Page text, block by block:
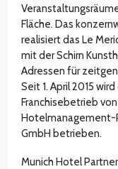
Fläche. Das
realisiert das Le
mit der Schirn
Adressen für
Seit 1. April 2015
Franchisebetrieb
Hotelmanagement-
GmbH betrieben.
Munich Hotel